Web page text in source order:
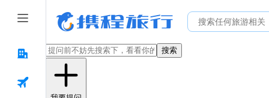
搜索